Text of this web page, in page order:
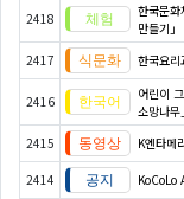
2418
한국문
만들기」
2417 한국요
2416
어린이
소망나무」
2415 K엔타메
2414 KoCoLo